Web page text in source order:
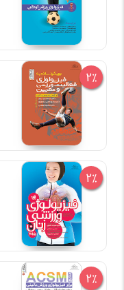
2%
2%
2%